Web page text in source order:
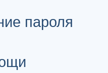
пароля